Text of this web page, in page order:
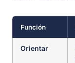
Función
Orientar